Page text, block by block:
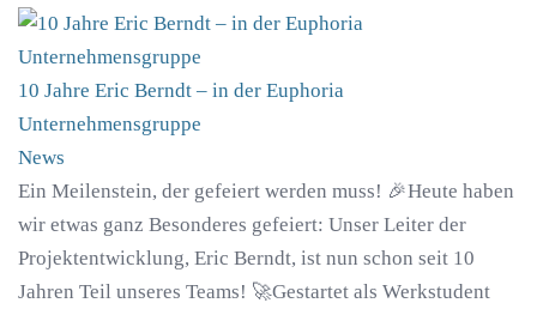
10 Jahre Eric Berndt – in der Euphoria
Unternehmensgruppe
News
Ein Meilenstein, der gefeiert werden muss! 🎉Heute haben
wir etwas ganz Besonderes gefeiert: Unser Leiter der
Projektentwicklung, Eric Berndt, ist nun schon seit 10
Jahren Teil unseres Teams! 🚀Gestartet als Werkstudent